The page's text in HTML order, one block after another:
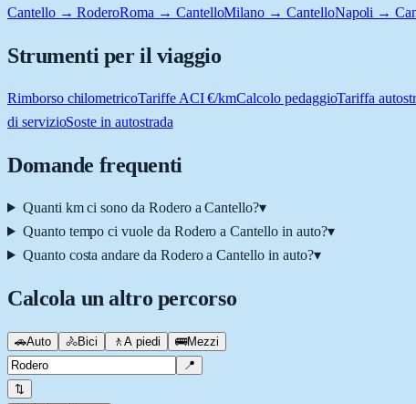
Cantello → RoderoRoma → CantelloMilano → CantelloNapoli →
Strumenti per il viaggio
Rimborso chilometricoTariffe ACI €/kmCalcolo pedaggioTariffa
di servizioSoste in autostrada
Domande frequenti
Quanti km ci sono da Rodero a Cantello?▾
Quanto tempo ci vuole da Rodero a Cantello in auto?▾
Quanto costa andare da Rodero a Cantello in auto?▾
Calcola un altro percorso
🚗Auto 🚴Bici 🚶 A piedi 🚌Mezzi
📍
⇅